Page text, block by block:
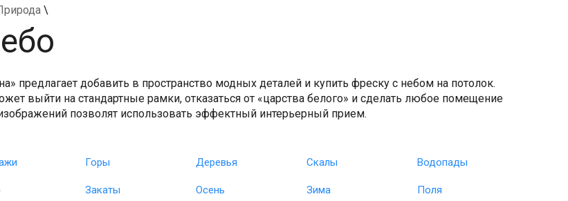
\
предлагает добавить в пространство модных деталей и купить фреску с небом на потолок.
выйти на стандартные рамки, отказаться от «царства белого» и сделать любое помещение
позволят использовать эффектный интерьерный прием.
Горы Деревья Скалы Водопады
Закаты Осень Зима Поля